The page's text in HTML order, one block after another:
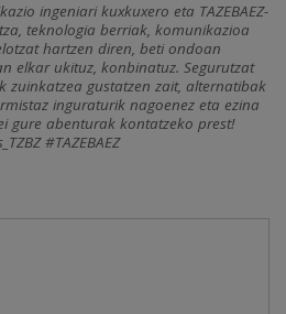
ingeniari kuxkuxero eta TAZEBAEZ-
teknologia berriak, komunikazioa
hartzen diren, beti ondoan
elkar ukituz, konbinatuz. Segurutzat
zuinkatzea gustatzen zait, alternatibak
inguraturik nagoenez eta ezina
gure abenturak kontatzeko prest!
#TAZEBAEZ